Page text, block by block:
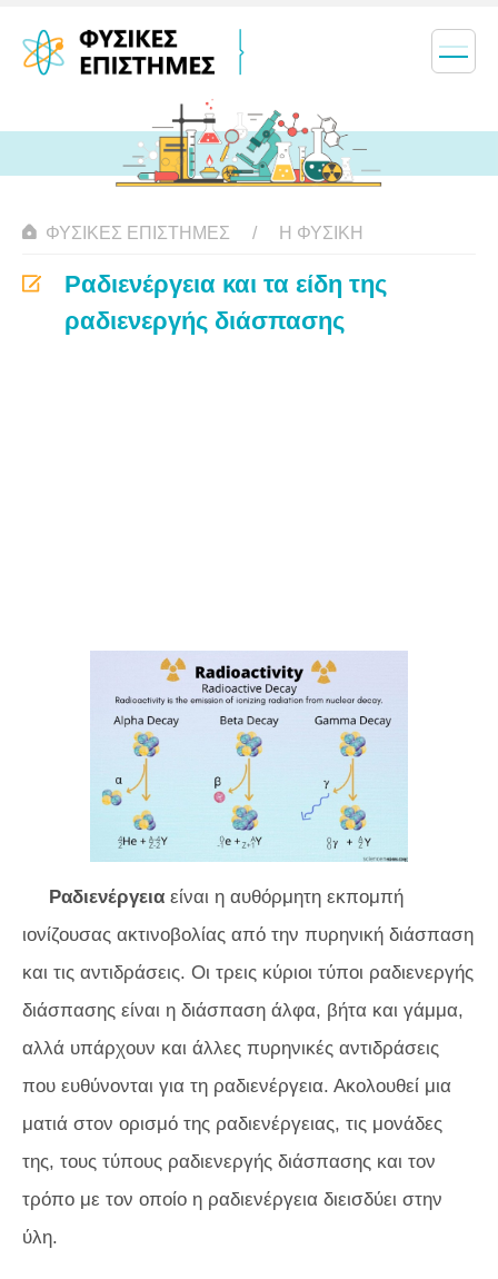
ΦΥΣΙΚΈΣ ΕΠΙΣΤΉΜΕΣ Η ΦΥΣΙΚΗ
Ραδιενέργεια και τα είδη της
ραδιενεργής διάσπασης
Ραδιενέργεια είναι η αυθόρμητη εκπομπή
ιονίζουσας ακτινοβολίας από την πυρηνική διάσπαση
και τις αντιδράσεις. Οι τρεις κύριοι τύποι ραδιενεργής
διάσπασης είναι η διάσπαση άλφα, βήτα και γάμμα,
αλλά υπάρχουν και άλλες πυρηνικές αντιδράσεις
που ευθύνονται για τη ραδιενέργεια. Ακολουθεί μια
ματιά στον ορισμό της ραδιενέργειας, τις μονάδες
της, τους τύπους ραδιενεργής διάσπασης και τον
τρόπο με τον οποίο η ραδιενέργεια διεισδύει στην
ύλη.